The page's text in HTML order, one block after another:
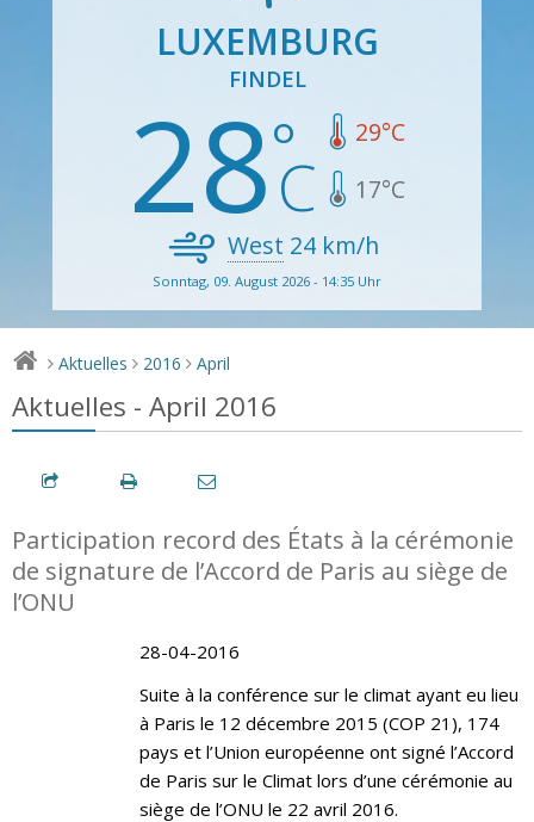
LUXEMBURG
FINDEL
28 29°C
17°C
West 24 km/h
Sonntag, 09. August 2026 - 14:35 Uhr
> Aktuelles > 2016 > April
Aktuelles - April 2016
Participation record des États à la cérémonie
de signature de l’Accord de Paris au siège de
l’ONU
28-04-2016
Suite à la conférence sur le climat ayant eu lieu
à Paris le 12 décembre 2015 (COP 21), 174
pays et l’Union européenne ont signé l’Accord
de Paris sur le Climat lors d’une cérémonie au
siège de l’ONU le 22 avril 2016.